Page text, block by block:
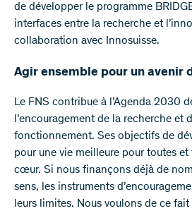
de développer le programme
interfaces entre la recherche et
collaboration avec Innosuisse.
Agir ensemble pour un avenir
Le FNS contribue à l’Agenda 2030
l’encouragement de la recherche et
fonctionnement. Ses objectifs de
pour une vie meilleure pour toutes
cœur. Si nous finançons déjà de
sens, les instruments
leurs limites. Nous voulons de ce